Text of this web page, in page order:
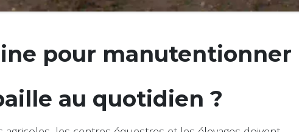
pour manutentionner
au quotidien ?